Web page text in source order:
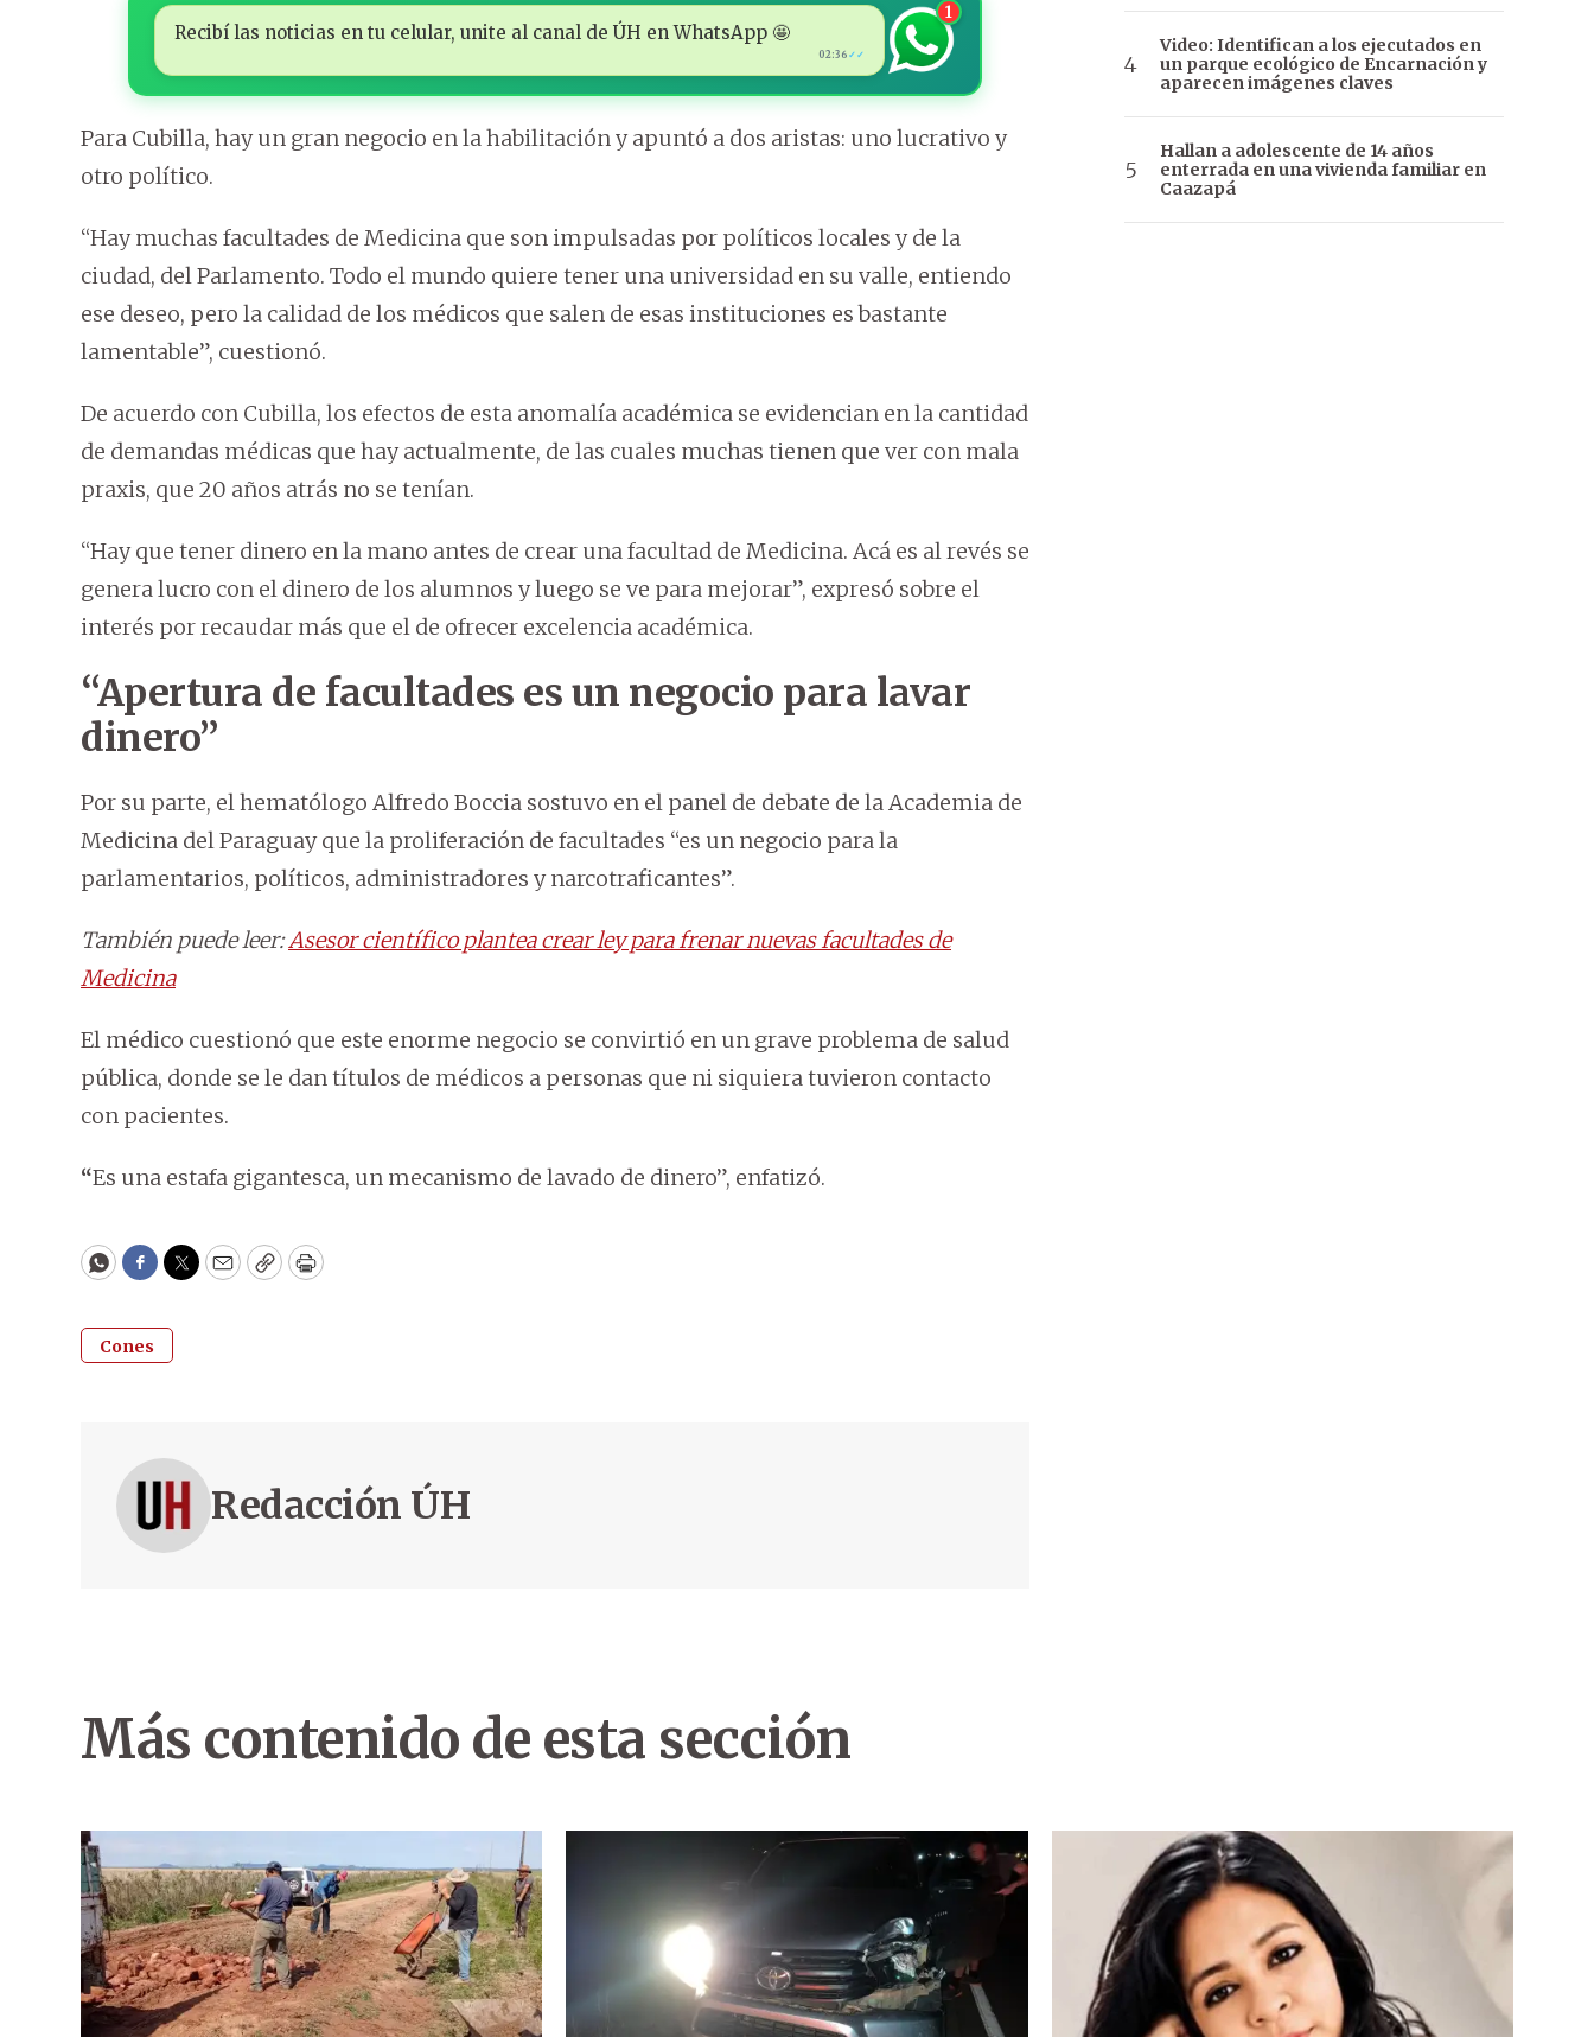
Recibí las noticias en tu celular, unite al canal de ÚH en WhatsApp 🤩
02:36 ✓✓
1
Para Cubilla, hay un gran negocio en la habilitación y apuntó a dos aristas: uno lucrativo y
otro político.
“Hay muchas facultades de Medicina que son impulsadas por políticos locales y de la
ciudad, del Parlamento. Todo el mundo quiere tener una universidad en su valle, entiendo
ese deseo, pero la calidad de los médicos que salen de esas instituciones es bastante
lamentable”, cuestionó.
De acuerdo con Cubilla, los efectos de esta anomalía académica se evidencian en la cantidad
de demandas médicas que hay actualmente, de las cuales muchas tienen que ver con mala
praxis, que 20 años atrás no se tenían.
“Hay que tener dinero en la mano antes de crear una facultad de Medicina. Acá es al revés se
genera lucro con el dinero de los alumnos y luego se ve para mejorar”, expresó sobre el
interés por recaudar más que el de ofrecer excelencia académica.
“Apertura de facultades es un negocio para lavar
dinero”
Por su parte, el hematólogo Alfredo Boccia sostuvo en el panel de debate de la Academia de
Medicina del Paraguay que la proliferación de facultades “es un negocio para la
parlamentarios, políticos, administradores y narcotraficantes”.
También puede leer:Asesor científico plantea crear ley para frenar nuevas facultades de
Medicina
El médico cuestionó que este enorme negocio se convirtió en un grave problema de salud
pública, donde se le dan títulos de médicos a personas que ni siquiera tuvieron contacto
con pacientes.
“Es una estafa gigantesca, un mecanismo de lavado de dinero”, enfatizó.
WhatsApp
Facebook
Twitter
EmailCopyPrint
Cones
Redacción ÚH
Video: Identifican a los ejecutados en
un parque ecológico de Encarnación y
aparecen imágenes claves
Hallan a adolescente de 14 años
enterrada en una vivienda familiar en
Caazapá
Más contenido de esta sección